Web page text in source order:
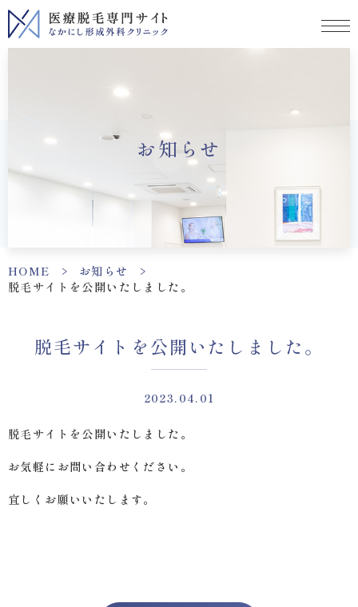
お知らせ
HOME > お知らせ
>
脱毛サイトを公開いたしました。
脱毛サイトを公開いたしました。
2023.04.01
脱毛サイトを公開いたしました。
お気軽にお問い合わせください。
宜しくお願いいたします。